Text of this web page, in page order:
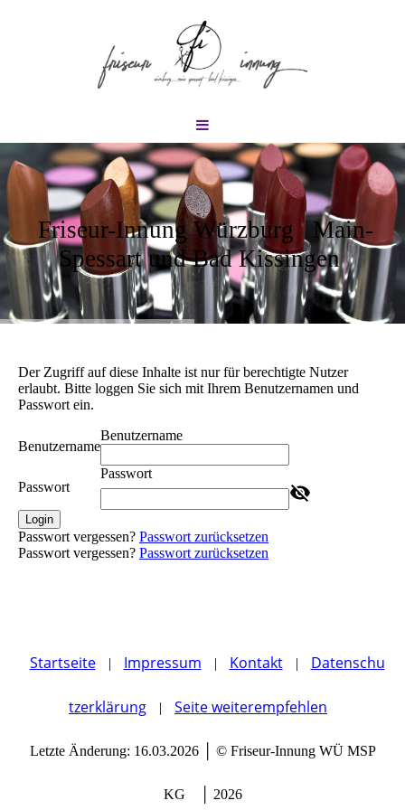
Friseur-Innung Würzburg Main-
Spessart und Bad Kissingen
Der Zugriff auf diese Inhalte ist nur für berechtigte Nutzer
erlaubt. Bitte loggen Sie sich mit Ihrem Benutzernamen und
Passwort ein.
Benutzername
Benutzername
Passwort
Passwort
Login
Passwort vergessen? Passwort zurücksetzen
Passwort vergessen? Passwort zurücksetzen
Startseite | Impressum | Kontakt | Datenschu
tzerklärung | Seite weiterempfehlen
Letzte Änderung: 16.03.2026 │ © Friseur-Innung WÜ MSP
KG │ 2026